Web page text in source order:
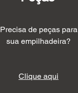
Precisa de peças para
sua empilhadeira?
Clique aqui